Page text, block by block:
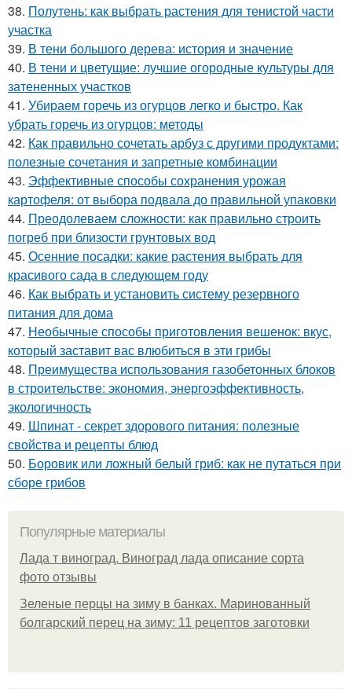
38. Полутень: как выбрать растения для тенистой части
участка
39. В тени большого дерева: история и значение
40. В тени и цветущие: лучшие огородные культуры для
затененных участков
41. Убираем горечь из огурцов легко и быстро. Как
убрать горечь из огурцов: методы
42. Как правильно сочетать арбуз с другими продуктами:
полезные сочетания и запретные комбинации
43. Эффективные способы сохранения урожая
картофеля: от выбора подвала до правильной упаковки
44. Преодолеваем сложности: как правильно строить
погреб при близости грунтовых вод
45. Осенние посадки: какие растения выбрать для
красивого сада в следующем году
46. Как выбрать и установить систему резервного
питания для дома
47. Необычные способы приготовления вешенок: вкус,
который заставит вас влюбиться в эти грибы
48. Преимущества использования газобетонных блоков
в строительстве: экономия, энергоэффективность,
экологичность
49. Шпинат - секрет здорового питания: полезные
свойства и рецепты блюд
50. Боровик или ложный белый гриб: как не путаться при
сборе грибов
Популярные материалы
Лада т виноград. Виноград лада описание сорта
фото отзывы
Зеленые перцы на зиму в банках. Маринованный
болгарский перец на зиму: 11 рецептов заготовки